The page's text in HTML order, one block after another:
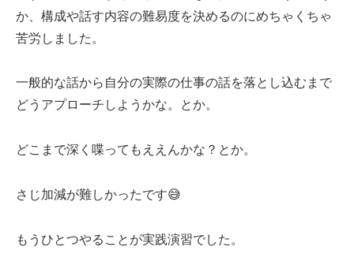
か、構成や話す内容の難易度を決めるのにめちゃくちゃ
苦労しました。
一般的な話から自分の実際の仕事の話を落とし込むまで
どうアプローチしようかな。とか。
どこまで深く喋ってもええんかな？とか。
さじ加減が難しかったです😅
もうひとつやることが実践演習でした。